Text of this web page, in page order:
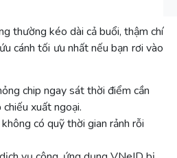
thường kéo dài cả buổi, thậm chí
cánh tối ưu nhất nếu bạn rơi vào
chip ngay sát thời điểm cần
xuất ngoại.
có quỹ thời gian rảnh rỗi